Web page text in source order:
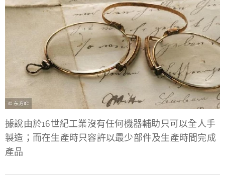
據說由於16世紀工業沒有任何機器輔助只可以全人手
製造；而在生產時只容許以最少部件及生產時間完成
產品